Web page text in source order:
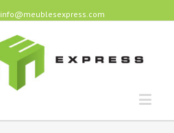
info@meublesexpress.com